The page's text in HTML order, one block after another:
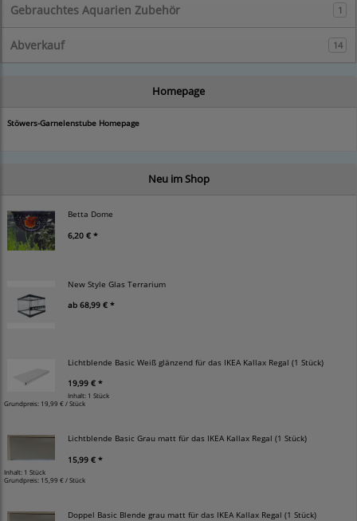
Gebrauchtes Aquarien Zubehör 1
Abverkauf 14
Homepage
Stöwers-Garnelenstube Homepage
Neu im Shop
Betta Dome
6,20 € *
New Style Glas Terrarium
ab 68,99 € *
Lichtblende Basic Weiß glänzend für das IKEA Kallax Regal (1 Stück)
19,99 € *
Inhalt: 1 Stück
Grundpreis: 19,99 € / Stück
Lichtblende Basic Grau matt für das IKEA Kallax Regal (1 Stück)
15,99 € *
Inhalt: 1 Stück
Grundpreis: 15,99 € / Stück
Doppel Basic Blende grau matt für das IKEA Kallax Regal (1 Stück)